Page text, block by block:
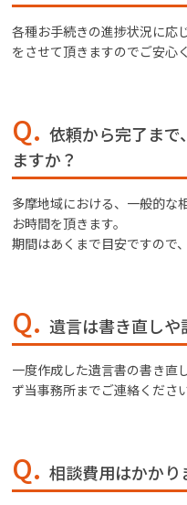
各種お手続きの進捗状況に応
をさせて頂きますのでご安心
Q. 依頼から完了まで
ますか？
多摩地域における、一般的な
お時間を頂きます。
期間はあくまで目安ですので
Q. 遺言は書き直しや
一度作成した遺言書の書き直
ず当事務所までご連絡ください
Q. 相談費用はかかり